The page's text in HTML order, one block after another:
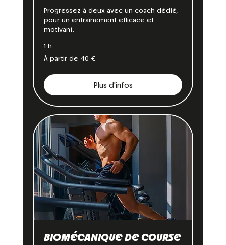
Progressez à deux avec un coach dédié,
pour un entraînement efficace et
motivant.
1 h
À
partir
euros
À partir de 40 €
Plus d'infos
BIOMÉCANIQUE DE COURSE